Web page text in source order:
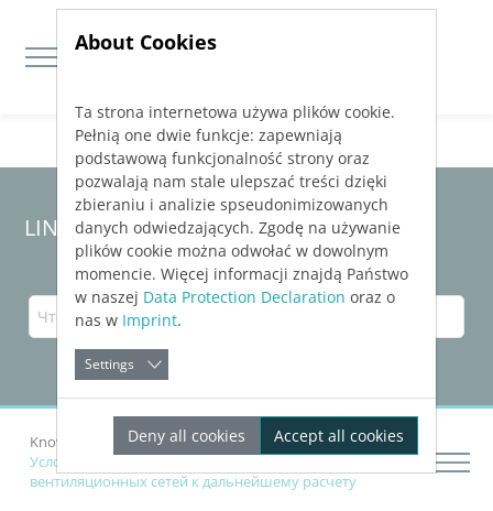
Jump directly to main navigation
Jump directly to content
LINEAR Solutions 23 для Revit
Knowledge Base Revit
Рассчитать сети
Условия для подготовки трубопроводных и
вентиляционных сетей к дальнейшему расчету
About Cookies
Ta strona internetowa używa plików cookie.
Pełnią one dwie funkcje: zapewniają
podstawową funkcjonalność strony oraz
pozwalają nam stale ulepszać treści dzięki
zbieraniu i analizie spseudonimizowanych
danych odwiedzających. Zgodę na używanie
plików cookie można odwołać w dowolnym
momencie. Więcej informacji znajdą Państwo
w naszej Data Protection Declaration oraz o
nas w Imprint.
Settings
Deny all cookies Accept all cookies